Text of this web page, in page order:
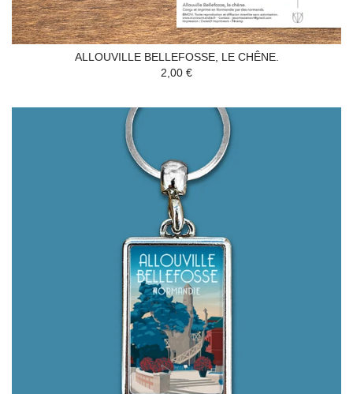
ALLOUVILLE BELLEFOSSE, LE CHÊNE.
2,00 €